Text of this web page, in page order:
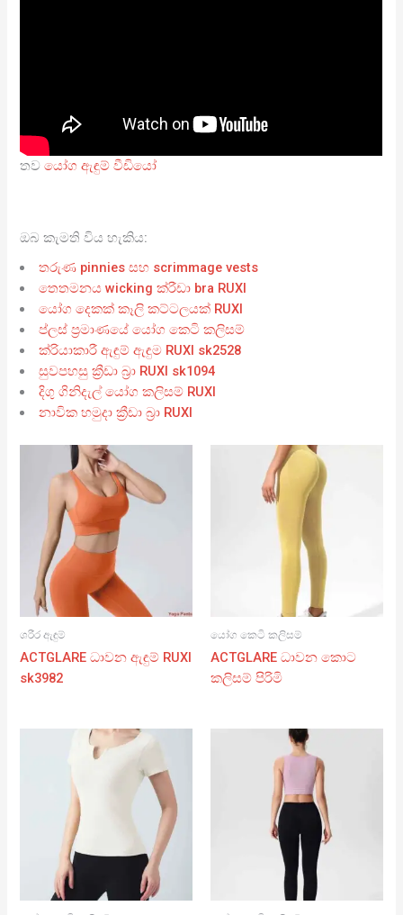
තවයෝග ඇඳුම් වීඩියෝ
ඔබ කැමති විය හැකිය:
තරුණ pinnies සහ scrimmage vests
තෙතමනය wicking ක්රීඩා bra RUXI
යෝග දෙකක් කෑලි කට්ටලයක් RUXI
ප්ලස් ප්‍රමාණයේ යෝග කෙටි කලිසම්
ක්රියාකාරී ඇඳුම් ඇඳුම RUXI sk2528
සුවපහසු ක්‍රීඩා බ්‍රා RUXI sk1094
දිගු ගිනිදැල් යෝග කලිසම් RUXI
නාවික හමුදා ක්‍රීඩා බ්‍රා RUXI
ශරීර ඇඳුම්
ACTGLARE ධාවන ඇඳුම් RUXI
sk3982
යෝග කෙටි කලිසම්
ACTGLARE ධාවන කොට
කලිසම් පිරිමි